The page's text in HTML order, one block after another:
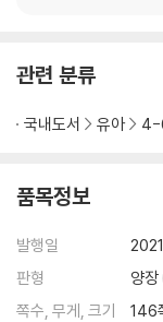
관련 분류
국내도서 유아 4-
품목정보
발행일
판형
양장
쪽수, 무게, 크기
146